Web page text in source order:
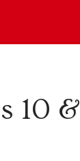
10 &